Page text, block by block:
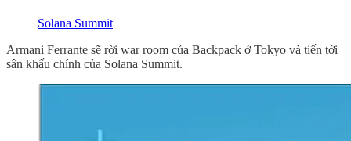
Solana Summit
Armani Ferrante sẽ rời war room của Backpack ở Tokyo và tiến tới
sân khấu chính của Solana Summit.